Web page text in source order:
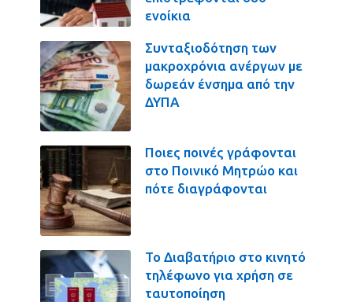
ενοίκια
Συνταξιοδότηση των
μακροχρόνια ανέργων με
δωρεάν ένσημα από την
ΔΥΠΑ
Ποιες ποινές γράφονται
στο Ποινικό Μητρώο και
πότε διαγράφονται
Το Διαβατήριο στο κινητό
τηλέφωνο για χρήση σε
ταυτοποίηση